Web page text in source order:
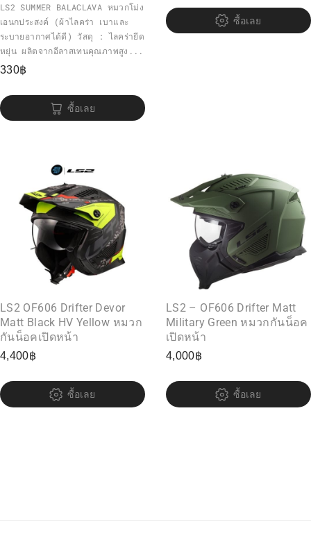
330฿
LS2 SUMMER BALACLAVA หมวกโม่ง
เอนกประสงค์ (ผ้าไลคร่า เบาและ
ระบายอากาศได้ดี) วัสดุ : ไลคร่ายีด
หยุ่น ผลิตจากอีลาสเทนคุณภาพสูง...
ซื้อเลย
ซื้อเลย
LS2 OF606 Drifter Devor
Matt Black HV Yellow หมวก
กันน็อคเปิดหน้า
4,400฿
ซื้อเลย
LS2 – OF606 Drifter Matt
Military Green หมวกกันน็อค
เปิดหน้า
4,000฿
ซื้อเลย